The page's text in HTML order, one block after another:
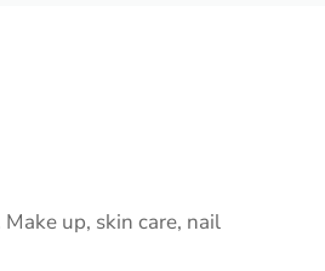
up, skin care, nail